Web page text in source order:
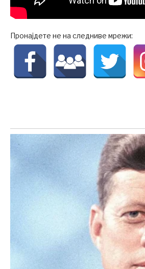
Пронајдете не на следниве мрежи: